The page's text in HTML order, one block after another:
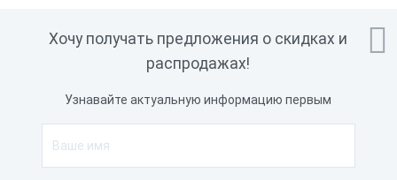

Хочу получать предложения о скидках и
распродажах!
Узнавайте актуальную информацию первым